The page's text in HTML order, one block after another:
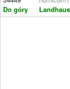
Do góry